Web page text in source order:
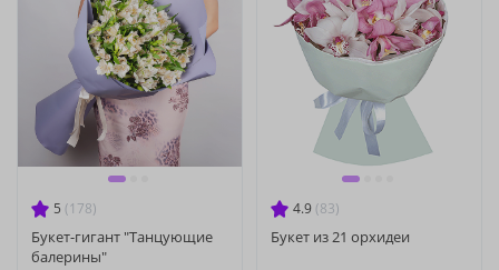
5 (178)
Букет-гигант "Танцующие
балерины"
4.9 (83)
Букет из 21 орхидеи